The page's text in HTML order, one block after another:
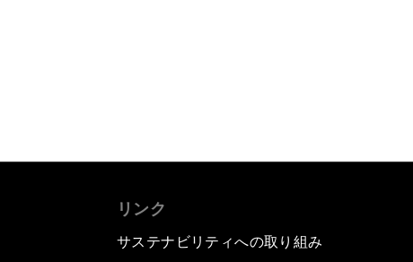
リンク
サステナビリティへの取り組み